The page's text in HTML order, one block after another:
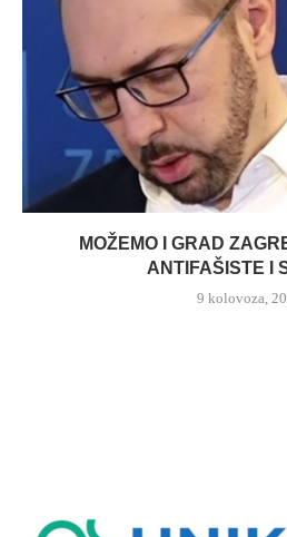
MOŽEMO I GRAD
ANTIFAŠISTE I
9 kolovoza,